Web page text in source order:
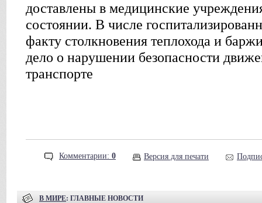
доставлены в медицинские
состоянии. В числе
факту столкновения теплохода и
дело о нарушении безопасности
транспорте
Комментарии: 0 Версия для печати
В МИРЕ: ГЛАВНЫЕ НОВОСТИ